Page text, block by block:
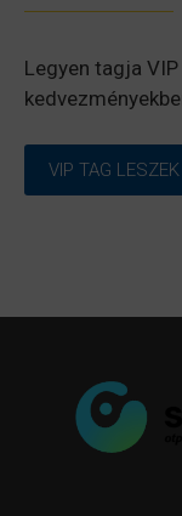
Legyen tagja
VIP TAG LESZEK